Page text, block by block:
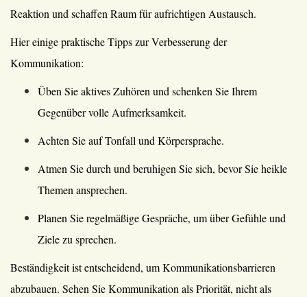
Reaktion und schaffen Raum für aufrichtigen Austausch.
Hier einige praktische Tipps zur Verbesserung der
Kommunikation:
Üben Sie aktives Zuhören und schenken Sie Ihrem
Gegenüber volle Aufmerksamkeit.
Achten Sie auf Tonfall und Körpersprache.
Atmen Sie durch und beruhigen Sie sich, bevor Sie heikle
Themen ansprechen.
Planen Sie regelmäßige Gespräche, um über Gefühle und
Ziele zu sprechen.
Beständigkeit ist entscheidend, um Kommunikationsbarrieren
abzubauen. Sehen Sie Kommunikation als Priorität, nicht als